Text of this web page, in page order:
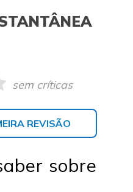
sem críticas
REVISÃO
sobre